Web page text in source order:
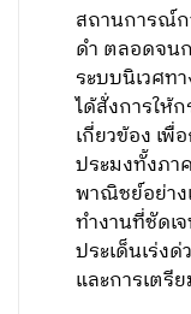
สถานการณ์
ดำ ตลอดจน
ระบบนิเวศท
ได้สั่งการให้
เกี่ยวข้อง เพื่
ประมงทั้งภา
พาณิชย์อย่าง
ทำงานที่ชัดเ
ประเด็นเร่ง
และการเตรี